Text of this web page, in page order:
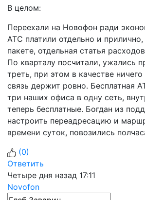
В целом:
Переехали на Новофон ради
АТС платили отдельно и
пакете, отдельная статья
По кварталу посчитали, ужались
треть, при этом в качестве ничего
связь держит ровно. Бесплатная
три наших офиса в одну сеть,
теперь бесплатные. Богдан из
настроить переадресацию и
времени суток, повозились
(0)
Ответить
Четыре дня назад 17:11
Novofon